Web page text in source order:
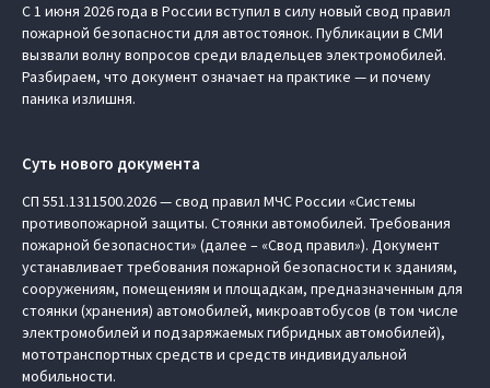
С 1 июня 2026 года в России вступил в силу новый свод правил
пожарной безопасности для автостоянок. Публикации в СМИ
вызвали волну вопросов среди владельцев электромобилей.
Разбираем, что документ означает на практике — и почему
паника излишня.
Суть нового документа
СП 551.1311500.2026 — свод правил МЧС России «Системы
противопожарной защиты. Стоянки автомобилей. Требования
пожарной безопасности» (далее – «Свод правил»). Документ
устанавливает требования пожарной безопасности к зданиям,
сооружениям, помещениям и площадкам, предназначенным для
стоянки (хранения) автомобилей, микроавтобусов (в том числе
электромобилей и подзаряжаемых гибридных автомобилей),
мототранспортных средств и средств индивидуальной
мобильности.